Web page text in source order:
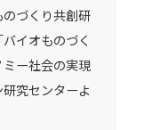
づくり共創研
イオものづく
ー社会の実現
究センターよ